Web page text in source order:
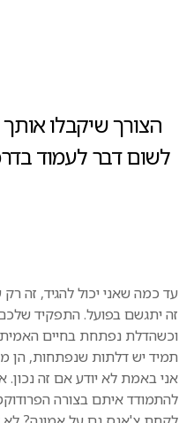
הצורך שיקבלו
לשום דבר לעמוד
עד כמה שאני יכול להגיד, זה
זה יתגשם בפועל. התפקיד
וכשהדלת נפתחת בחיים
תמיד יש דלתות שנפתחות, הן
אני באמת לא יודע אם זה
להתמודד איתם בצורה